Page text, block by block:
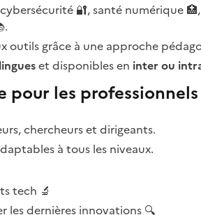
🔐, santé numérique
outils grâce à une approche
et disponibles en inter ou
pour les professionnels
chercheurs et dirigeants.
à tous les niveaux.
tech 🔬
les dernières innovations 🔍